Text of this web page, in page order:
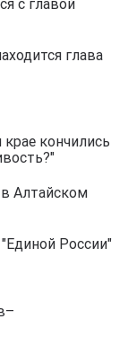
глава
кончились
Алтайском
России"